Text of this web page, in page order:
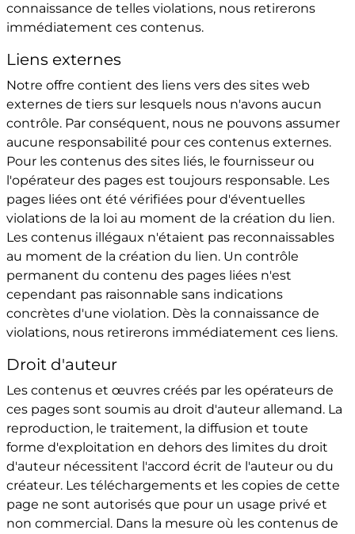
connaissance de telles violations, nous retirerons
immédiatement ces contenus.
Liens externes
Notre offre contient des liens vers des sites web
externes de tiers sur lesquels nous n'avons aucun
contrôle. Par conséquent, nous ne pouvons assumer
aucune responsabilité pour ces contenus externes.
Pour les contenus des sites liés, le fournisseur ou
l'opérateur des pages est toujours responsable. Les
pages liées ont été vérifiées pour d'éventuelles
violations de la loi au moment de la création du lien.
Les contenus illégaux n'étaient pas reconnaissables
au moment de la création du lien. Un contrôle
permanent du contenu des pages liées n'est
cependant pas raisonnable sans indications
concrètes d'une violation. Dès la connaissance de
violations, nous retirerons immédiatement ces liens.
Droit d'auteur
Les contenus et œuvres créés par les opérateurs de
ces pages sont soumis au droit d'auteur allemand. La
reproduction, le traitement, la diffusion et toute
forme d'exploitation en dehors des limites du droit
d'auteur nécessitent l'accord écrit de l'auteur ou du
créateur. Les téléchargements et les copies de cette
page ne sont autorisés que pour un usage privé et
non commercial. Dans la mesure où les contenus de